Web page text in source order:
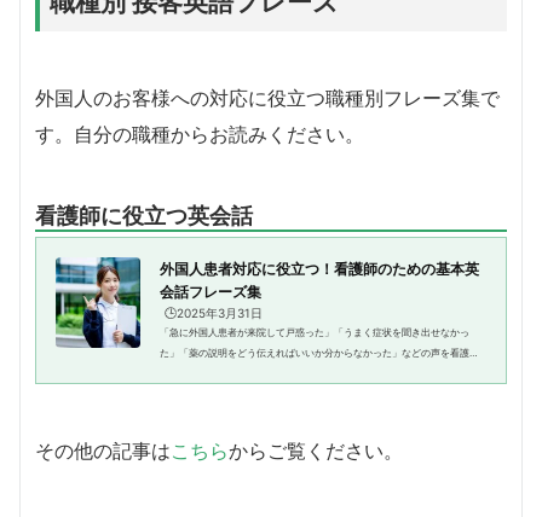
外国人のお客様への対応に役立つ職種別フレーズ集で
す。自分の職種からお読みください。
看護師に役立つ英会話
外国人患者対応に役立つ！看護師のための基本英
会話フレーズ集
🕒️2025年3月31日
「急に外国人患者が来院して戸惑った」「うまく症状を聞き出せなかっ
た」「薬の説明をどう伝えればいいか分からなかった」などの声を看護師
その他の記事はこちらからご覧ください。